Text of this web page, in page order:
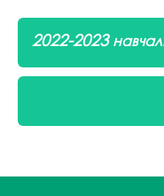
2022-2023